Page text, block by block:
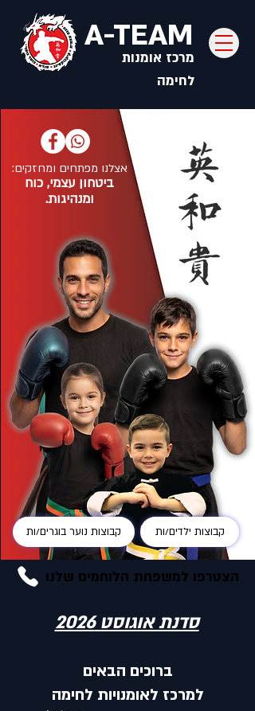
A-TEAM
מרכז אומנות
לחימה
אצלנו מפתחים ומחזקים:
ביטחון עצמי, כוח
ומנהיגות.
קבוצות נוער בוגרים/ות קבוצות ילדים/ות
הצטרפו למשפחת הלוחמים שלנו
סדנת אוגוסט 2026
ברוכים הבאים
למרכז לאומנויות לחימה